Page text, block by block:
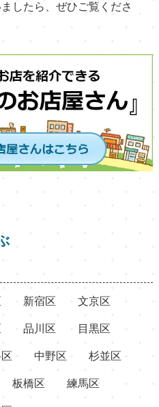
したら、ぜひご覧くださ
新宿区 文京区
品川区 目黒区
中野区 杉並区
板橋区 練馬区